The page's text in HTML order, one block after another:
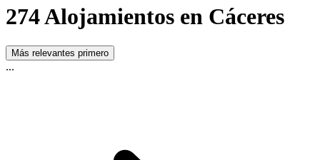
274 Alojamientos en Cáceres
Más relevantes primero
...